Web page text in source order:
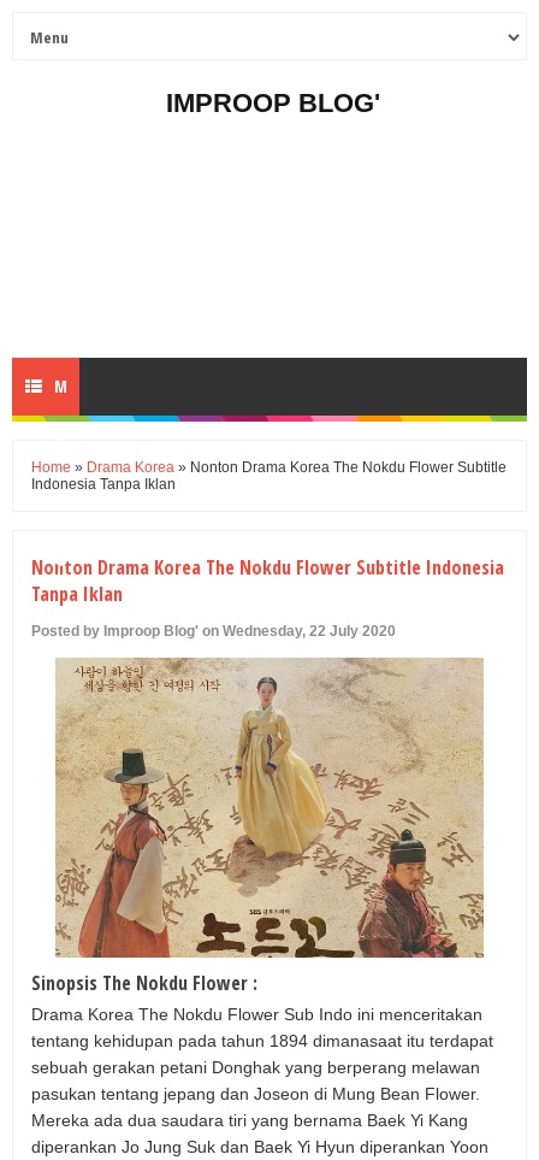
IMPROOP BLOG'
M
U
Home » Drama Korea » Nonton Drama Korea The Nokdu Flower Subtitle
Indonesia Tanpa Iklan
Nonton Drama Korea The Nokdu Flower Subtitle Indonesia
Tanpa Iklan
Posted by Improop Blog' on Wednesday, 22 July 2020
Sinopsis The Nokdu Flower :
Drama Korea The Nokdu Flower Sub Indo ini menceritakan
tentang kehidupan pada tahun 1894 dimanasaat itu terdapat
sebuah gerakan petani Donghak yang berperang melawan
pasukan tentang jepang dan Joseon di Mung Bean Flower.
Mereka ada dua saudara tiri yang bernama Baek Yi Kang
diperankan Jo Jung Suk dan Baek Yi Hyun diperankan Yoon